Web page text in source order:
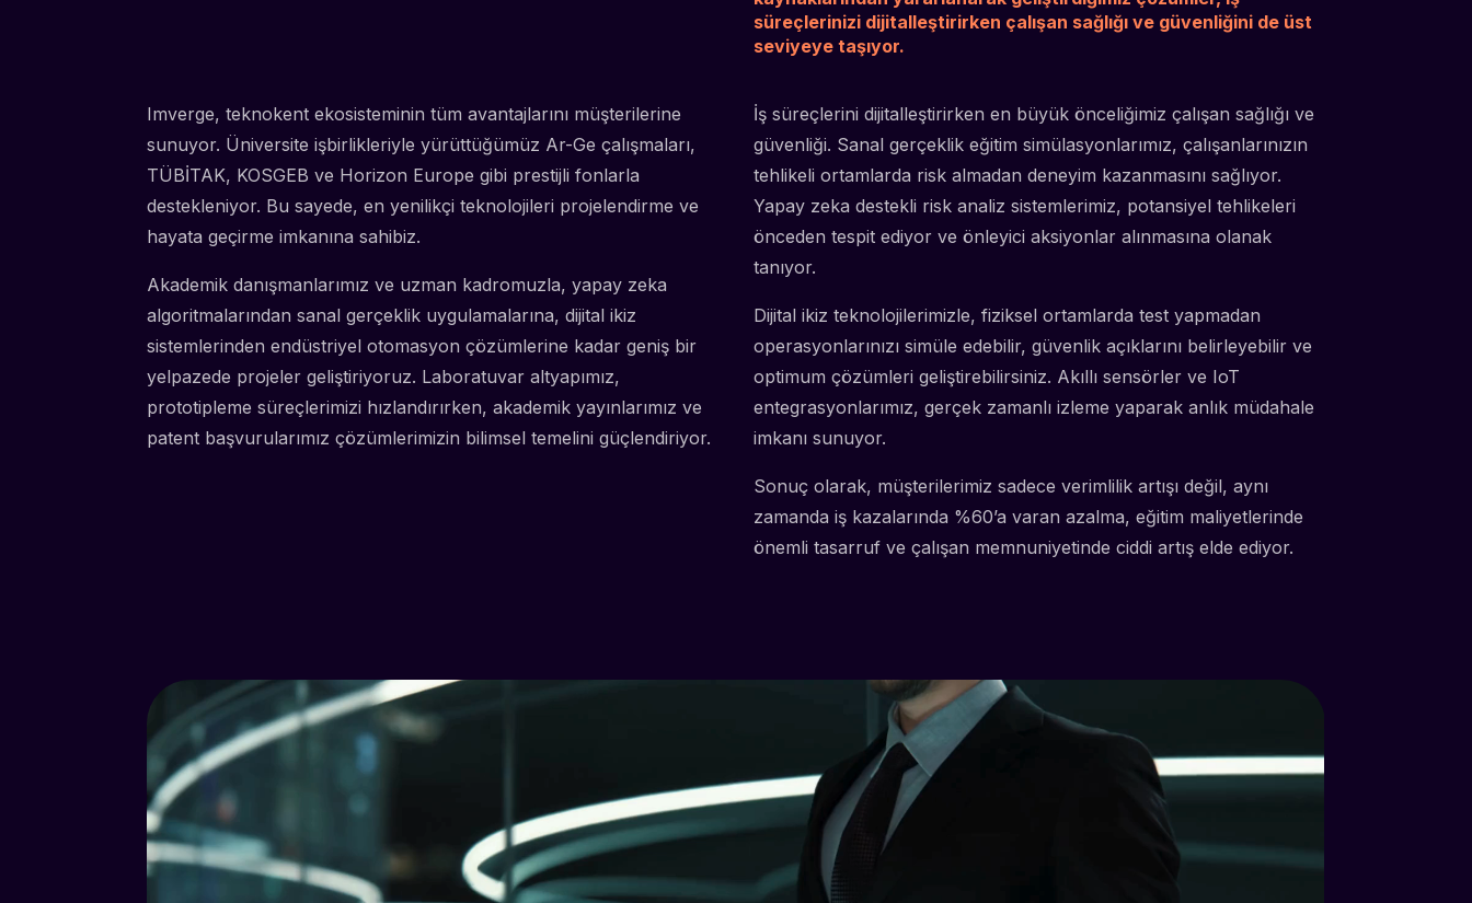
süreçlerinizi dijitalleştirirken çalışan sağlığı ve güvenliğini de üst
seviyeye taşıyor.
Imverge, teknokent ekosisteminin tüm avantajlarını müşterilerine
sunuyor. Üniversite işbirlikleriyle yürüttüğümüz Ar-Ge çalışmaları,
TÜBİTAK, KOSGEB ve Horizon Europe gibi prestijli fonlarla
destekleniyor. Bu sayede, en yenilikçi teknolojileri projelendirme ve
hayata geçirme imkanına sahibiz.
Akademik danışmanlarımız ve uzman kadromuzla, yapay zeka
algoritmalarından sanal gerçeklik uygulamalarına, dijital ikiz
sistemlerinden endüstriyel otomasyon çözümlerine kadar geniş bir
yelpazede projeler geliştiriyoruz. Laboratuvar altyapımız,
prototipleme süreçlerimizi hızlandırırken, akademik yayınlarımız ve
patent başvurularımız çözümlerimizin bilimsel temelini güçlendiriyor.
İş süreçlerini dijitalleştirirken en büyük önceliğimiz çalışan sağlığı ve
güvenliği. Sanal gerçeklik eğitim simülasyonlarımız, çalışanlarınızın
tehlikeli ortamlarda risk almadan deneyim kazanmasını sağlıyor.
Yapay zeka destekli risk analiz sistemlerimiz, potansiyel tehlikeleri
önceden tespit ediyor ve önleyici aksiyonlar alınmasına olanak
tanıyor.
Dijital ikiz teknolojilerimizle, fiziksel ortamlarda test yapmadan
operasyonlarınızı simüle edebilir, güvenlik açıklarını belirleyebilir ve
optimum çözümleri geliştirebilirsiniz. Akıllı sensörler ve IoT
entegrasyonlarımız, gerçek zamanlı izleme yaparak anlık müdahale
imkanı sunuyor.
Sonuç olarak, müşterilerimiz sadece verimlilik artışı değil, aynı
zamanda iş kazalarında %60’a varan azalma, eğitim maliyetlerinde
önemli tasarruf ve çalışan memnuniyetinde ciddi artış elde ediyor.